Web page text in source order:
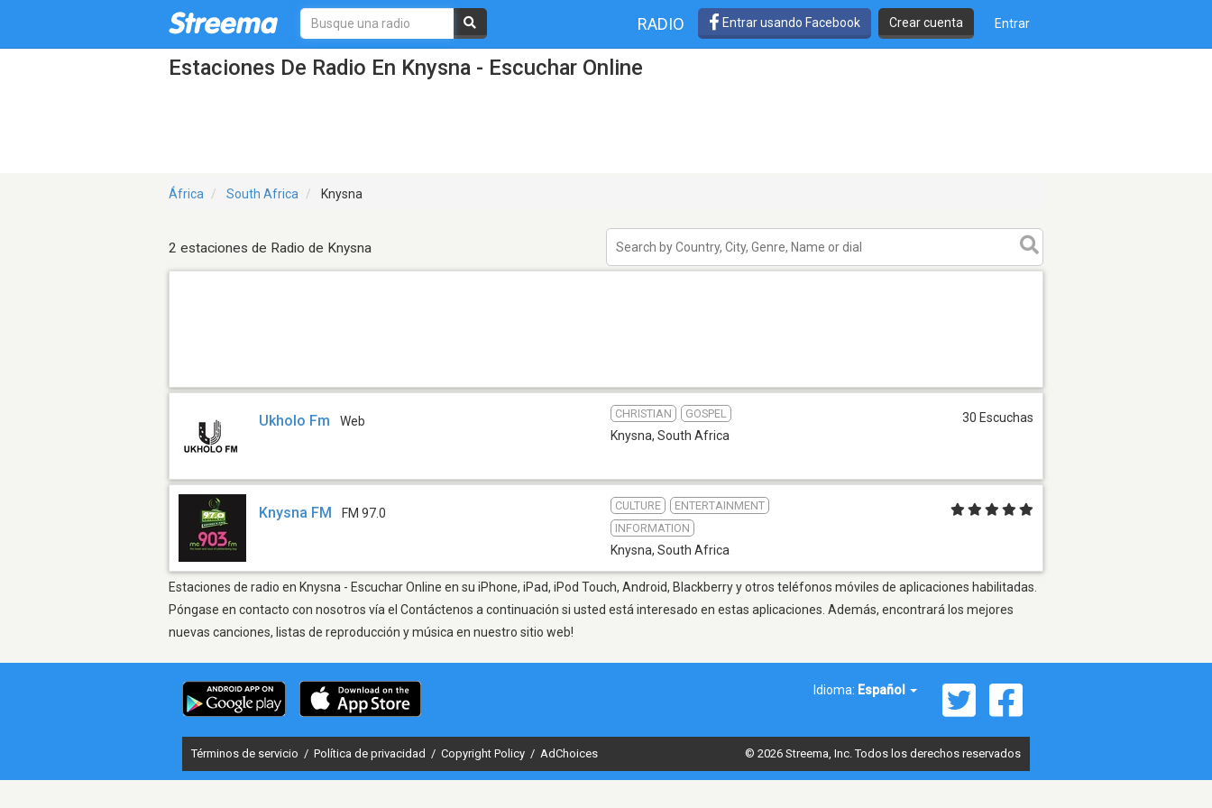
RADIO Entrar usando Facebook Crear cuenta Entrar
Estaciones De Radio En Knysna - Escuchar Online
África South Africa Knysna
2 estaciones de Radio de Knysna
Ukholo Fm Web
CHRISTIAN GOSPEL
Knysna, South Africa
30 Escuchas
Knysna FM FM 97.0
CULTURE
ENTERTAINMENT
INFORMATION
Knysna, South Africa
Estaciones de radio en Knysna - Escuchar Online en su iPhone, iPad, iPod Touch, Android, Blackberry y otros teléfonos móviles de aplicaciones habilitadas.
Póngase en contacto con nosotros vía el Contáctenos a continuación si usted está interesado en estas aplicaciones. Además, encontrará los mejores
nuevas canciones, listas de reproducción y música en nuestro sitio web!
Idioma: Español
Términos de servicio / Política de privacidad / Copyright Policy / AdChoices © 2026 Streema, Inc. Todos los derechos reservados